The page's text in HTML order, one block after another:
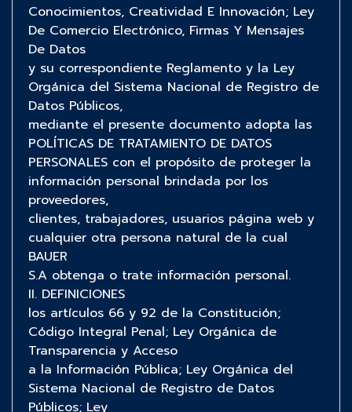
Conocimientos, Creatividad E Innovación; Ley
De Comercio Electrónico, Firmas Y Mensajes
De Datos
y su correspondiente Reglamento y la Ley
Orgánica del Sistema Nacional de Registro de
Datos Públicos,
mediante el presente documento adopta las
POLÍTICAS DE TRATAMIENTO DE DATOS
PERSONALES con el propósito de proteger la
información personal brindada por los
proveedores,
clientes, trabajadores, usuarios página web y
cualquier otra persona natural de la cual
BAUER
S.A obtenga o trate información personal.
II. DEFINICIONES
los artículos 66 y 92 de la Constitución;
Código Integral Penal; Ley Orgánica de
Transparencia y Acceso
a la Información Pública; Ley Orgánica del
Sistema Nacional de Registro de Datos
Públicos; Ley